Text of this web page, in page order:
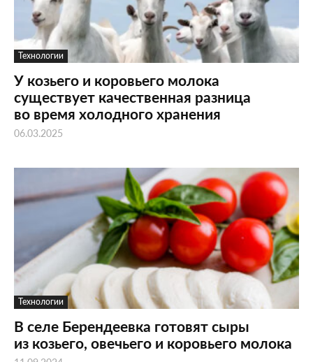
Технологии
У козьего и коровьего молока
существует качественная разница
во время холодного хранения
06.03.2025
Технологии
В селе Берендеевка готовят сыры
из козьего, овечьего и коровьего молока